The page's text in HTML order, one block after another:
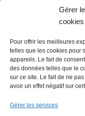
Gérer
cookies
Pour offrir les meilleures
telles que les cookies pour
appareils. Le fait de
des données telles que le
sur ce site. Le fait de ne
avoir un effet négatif sur
Gérer les services
Pour